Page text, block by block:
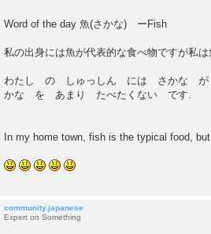
Word of the day 魚(さかな) ーFish
私の出身には魚が代表的な食べ物ですが私は
わたし の しゅっしん には さかな
かな を あまり たべたくない です.
In my home town, fish is the typical food,
community.japanese
Expert on Something